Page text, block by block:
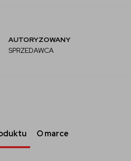
AUTORYZOWANY
SPRZEDAWCA
O marce